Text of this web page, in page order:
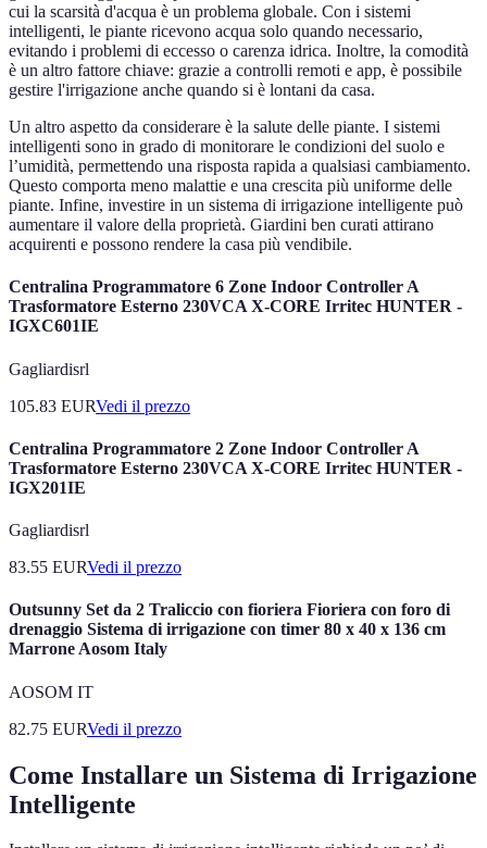
cui la scarsità d'acqua è un problema globale. Con i sistemi
intelligenti, le piante ricevono acqua solo quando necessario,
evitando i problemi di eccesso o carenza idrica. Inoltre, la comodità
è un altro fattore chiave: grazie a controlli remoti e app, è possibile
gestire l'irrigazione anche quando si è lontani da casa.
Un altro aspetto da considerare è la salute delle piante. I sistemi
intelligenti sono in grado di monitorare le condizioni del suolo e
l’umidità, permettendo una risposta rapida a qualsiasi cambiamento.
Questo comporta meno malattie e una crescita più uniforme delle
piante. Infine, investire in un sistema di irrigazione intelligente può
aumentare il valore della proprietà. Giardini ben curati attirano
acquirenti e possono rendere la casa più vendibile.
Centralina Programmatore 6 Zone Indoor Controller A
Trasformatore Esterno 230VCA X-CORE Irritec HUNTER -
IGXC601IE
Gagliardisrl
105.83 EURVedi il prezzo
Centralina Programmatore 2 Zone Indoor Controller A
Trasformatore Esterno 230VCA X-CORE Irritec HUNTER -
IGX201IE
Gagliardisrl
83.55 EURVedi il prezzo
Outsunny Set da 2 Traliccio con fioriera Fioriera con foro di
drenaggio Sistema di irrigazione con timer 80 x 40 x 136 cm
Marrone Aosom Italy
AOSOM IT
82.75 EURVedi il prezzo
Come Installare un Sistema di Irrigazione
Intelligente